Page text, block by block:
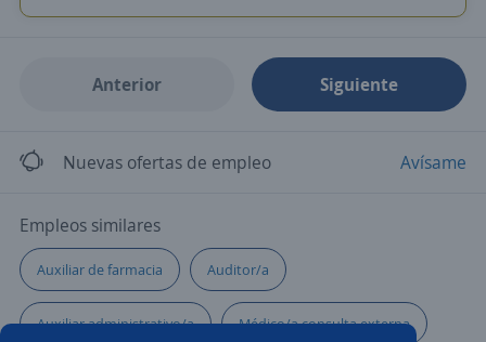
Anterior Siguiente
Nuevas ofertas de empleo Avísame
Empleos similares
Auxiliar de farmacia Auditor/a
Auxiliar administrativo/a Médico/a consulta externa